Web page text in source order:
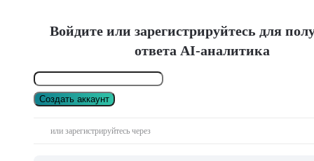
Войдите или зарегистрируйтесь для
ответа AI-аналитика
Создать аккаунт
или зарегистрируйтесь через